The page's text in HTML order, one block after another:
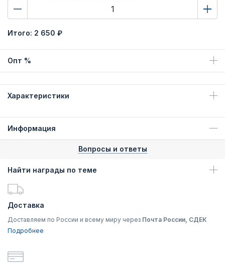
Итого: 2 650 ₽
Опт %
Характеристики
Информация
Вопросы и ответы
Найти награды по теме
Доставка
Доставляем по России и всему миру через Почта России, СДЕК
Подробнее